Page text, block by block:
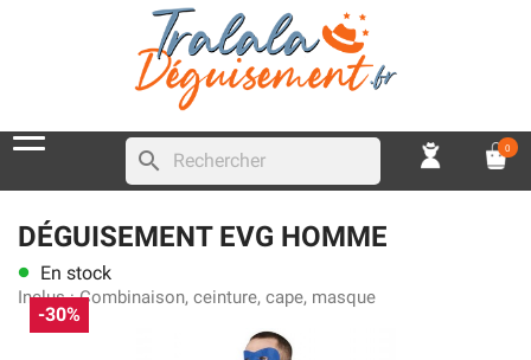
search 0
DÉGUISEMENT EVG HOMME
lens En stock
Inclus : Combinaison, ceinture, cape, masque
-30%